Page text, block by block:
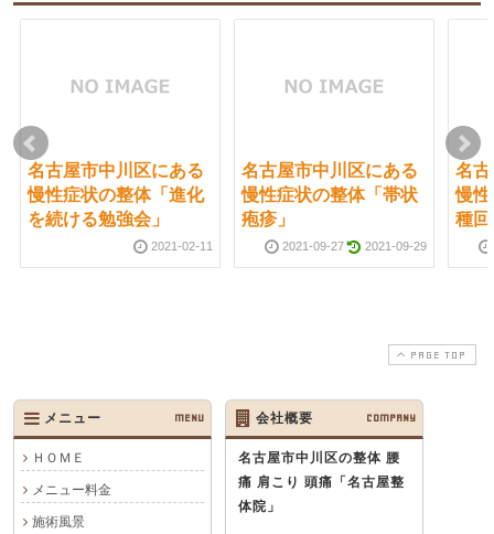
名古屋市中川区にある
慢性症状の整体「進化
を続ける勉強会」
2021-02-11
名古屋市中川区にある
慢性症状の整体「帯状
疱疹」
2021-09-27 2021-09-29
名
慢
種
PAGE TOP
メニュー MENU
ＨＯＭＥ
メニュー料金
施術風景
会社概要 COMPANY
名古屋市中川区の整体 腰
痛 肩こり 頭痛 「名古屋整
体院」